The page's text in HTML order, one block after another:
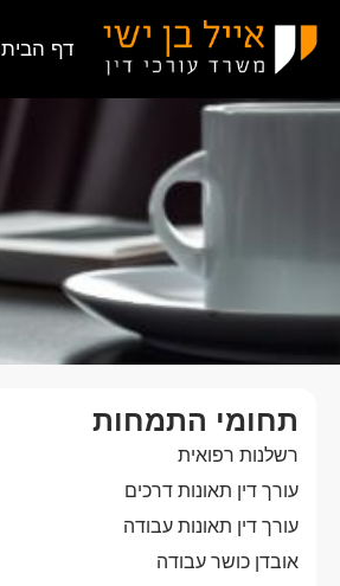
דף הבית
תחומי התמחות
רשלנות רפואית
עורך דין תאונות דרכים
עורך דין תאונות עבודה
אובדן כושר עבודה